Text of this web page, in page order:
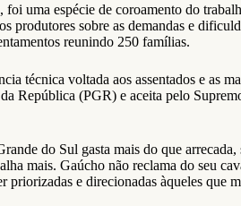
uma espécie de coroamento do
sobre as demandas e
reunindo 250 famílias.
técnica voltada aos assentados e as
República (PGR) e aceita pelo
do Sul gasta mais do que
mais. Gaúcho não reclama do seu
e direcionadas àqueles que